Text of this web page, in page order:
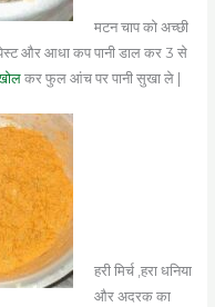
मटन चाप को अच्छी
और आधा कप पानी डाल कर 3 से
कर फुल आंच पर पानी सुखा ले |
हरी मिर्च ,हरा धनिया
और अदरक का